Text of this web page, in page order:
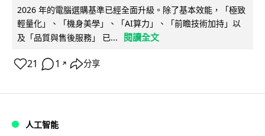
2026 年的電腦選購基準已經全面升級。除了基本效能，「極致
輕量化」、「機身美學」、「AI算力」、「前瞻技術加持」以
及「品質與售後服務」 已...
閱讀全文
21 1 ↗ 分享
人工智能